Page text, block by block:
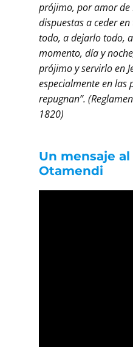
prójimo, por amor de
dispuestas a ceder
todo, a dejarlo todo,
momento, día y
prójimo y servirlo en
especialmente en las
repugnan”.
1820)
Un mensaje
Otamendi